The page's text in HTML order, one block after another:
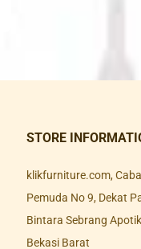
STORE
klikfurniture.com,
Pemuda No 9, Dekat
Bintara Sebrang
Bekasi Barat